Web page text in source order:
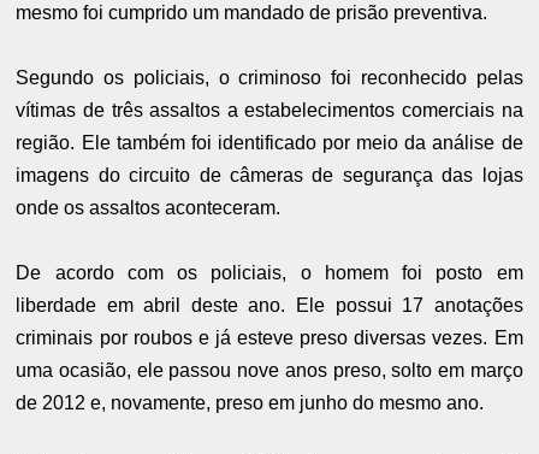
mesmo foi cumprido um mandado de prisão preventiva.
Segundo os policiais, o criminoso foi reconhecido pelas
vítimas de três assaltos a estabelecimentos comerciais na
região. Ele também foi identificado por meio da análise de
imagens do circuito de câmeras de segurança das lojas
onde os assaltos aconteceram.
De acordo com os policiais, o homem foi posto em
liberdade em abril deste ano. Ele possui 17 anotações
criminais por roubos e já esteve preso diversas vezes. Em
uma ocasião, ele passou nove anos preso, solto em março
de 2012 e, novamente, preso em junho do mesmo ano.